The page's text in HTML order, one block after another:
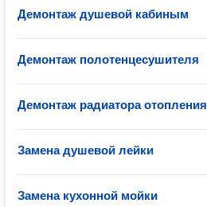
Демонтаж душевой кабиным
Демонтаж полотенцесушителя
Демонтаж радиатора отопления
Замена душевой лейки
Замена кухонной мойки